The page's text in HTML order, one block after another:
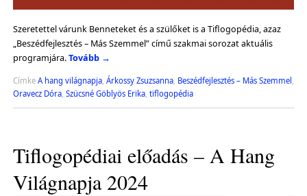
Szeretettel várunk Benneteket és a szülőket is a Tiflogopédia, azaz
„Beszédfejlesztés – Más Szemmel” című szakmai sorozat aktuális
programjára.Tovább →
Címke A hang világnapja, Árkossy Zsuzsanna, Beszédfejlesztés – Más Szemmel
Oravecz Dóra, Szücsné Göblyös Erika, tiflogopédia
Tiflogopédiai előadás – A Hang
Világnapja 2024